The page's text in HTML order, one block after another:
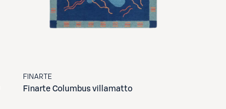
FINARTE
Finarte Columbus villamatto